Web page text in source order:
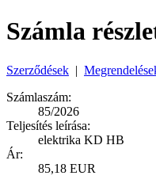
Számla
Szerződések |
Számlaszám:
85/2026
Teljesítés leírása:
elektrika KD HB
Ár:
85,18 EUR